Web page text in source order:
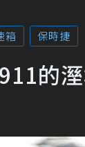
箱 保時捷
的